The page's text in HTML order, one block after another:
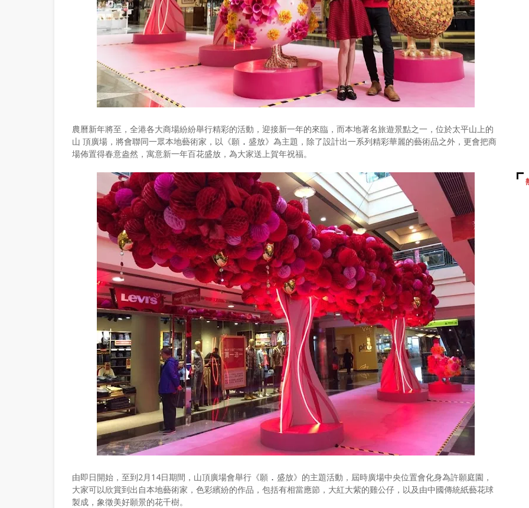
農曆新年將至，全港各大商場紛紛舉行精彩的活動，迎接新一年的來臨，而本地著名旅遊景點之一，位於太平山上的
山 頂廣場，將會聯同一眾本地藝術家，以《願 ． 盛放》為主題，除了設計出一系列精彩華麗的藝術品之外，更會把商
場佈置得春意盎然，寓意新一年百花盛放，為大家送上賀年祝福。
由即日開始，至到2月14日期間，山頂廣場會舉行《願 ． 盛放》的主題活動，屆時廣場中央位置會化身為許願庭園，
大家可以欣賞到出自本地藝術家，色彩繽紛的作品，包括有相當應節，大紅大紫的雞公仔，以及由中國傳統紙藝花球
製成，象徵美好願景的花千樹。